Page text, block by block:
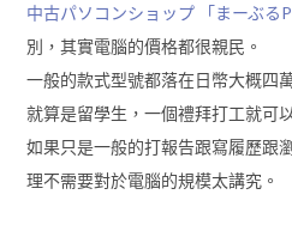
中古パソコンショップ 「まーぶる
別，其實電腦的價格都很親民。
一般的款式型號都落在日幣大概四
就算是留學生，一個禮拜打工就可
如果只是一般的打報告跟寫履歷跟
理不需要對於電腦的規模太講究。